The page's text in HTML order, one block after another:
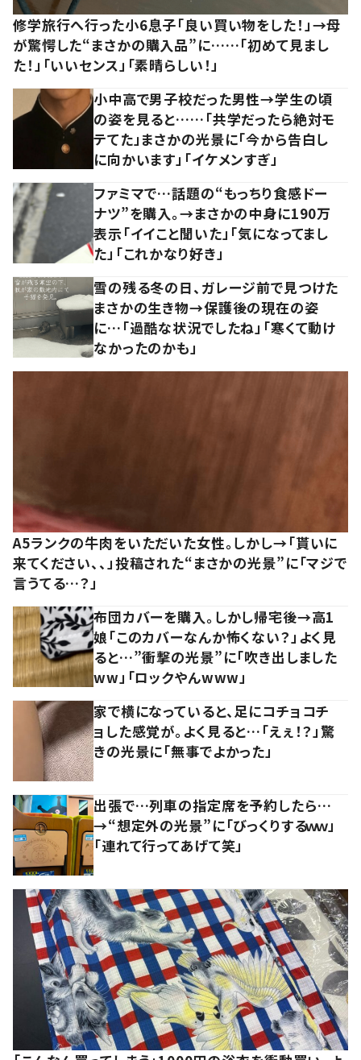
修学旅行へ行った小6息子「良い買い物をした！」→母
が驚愕した“まさかの購入品”に……「初めて見まし
た！」「いいセンス」「素晴らしい！」
小中高で男子校だった男性→学生の頃
の姿を見ると……「共学だったら絶対モ
テてた」まさかの光景に「今から告白し
に向かいます」「イケメンすぎ」
ファミマで…話題の“もっちり食感ドー
ナツ”を購入。→まさかの中身に190万
表示「イイこと聞いた」「気になってまし
た」「これかなり好き」
雪の残る冬の日、ガレージ前で見つけた
まさかの生き物→保護後の現在の姿
に…「過酷な状況でしたね」「寒くて動け
なかったのかも」
A5ランクの牛肉をいただいた女性。しかし→「貰いに
来てください、、」投稿された“まさかの光景”に「マジで
言うてる…？」
布団カバーを購入。しかし帰宅後→高1
娘「このカバーなんか怖くない？」よく見
ると…”衝撃の光景”に「吹き出しました
ww」「ロックやんwww」
家で横になっていると、足にコチョコチ
ョした感覚が。よく見ると…「えぇ！？」驚
きの光景に「無事でよかった」
出張で…列車の指定席を予約したら…
→“想定外の光景”に「びっくりするｗｗ」
「連れて行ってあげて笑」